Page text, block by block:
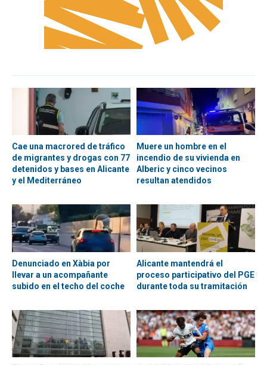
Cae una macrored de tráfico
de migrantes y drogas con 77
detenidos y bases en Alicante
y el Mediterráneo
Muere un hombre en el
incendio de su vivienda en
Alberic y cinco vecinos
resultan atendidos
Denunciado en Xàbia por
llevar a un acompañante
subido en el techo del coche
Alicante mantendrá el
proceso participativo del PGE
durante toda su tramitación